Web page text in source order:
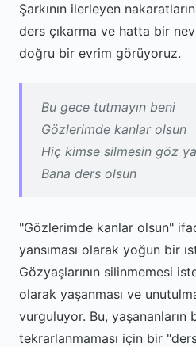
Şarkının ilerleyen
ders çıkarma ve hatta bir
doğru bir evrim görüyoruz.
Bu gece tutmayın beni
Gözlerimde kanlar olsun
Hiç kimse silmesin göz
Bana ders olsun
"Gözlerimde kanlar olsun"
yansıması olarak yoğun bir
Gözyaşlarının silinmemesi
olarak yaşanması ve
vurguluyor. Bu, yaşananların
tekrarlanmaması için bir